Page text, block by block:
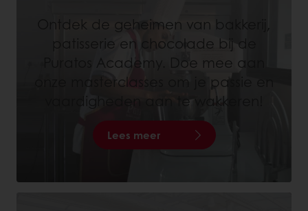
Ontdek de geheimen van bakkerij,
patisserie en chocolade bij de
Puratos Academy. Doe mee aan
onze masterclasses om je passie en
vaardigheden aan te wakkeren!
Lees meer